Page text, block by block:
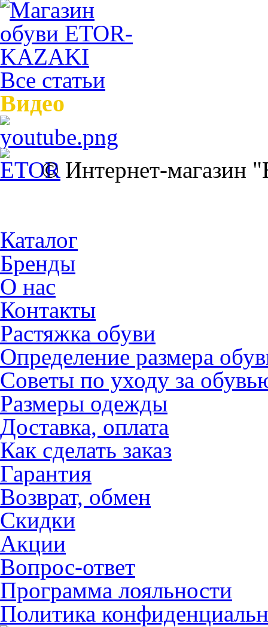
Все статьи
Видео
© Интернет-
Каталог
Бренды
О нас
Контакты
Растяжка обуви
Определение размера
Советы по уходу за
Размеры одежды
Доставка, оплата
Как сделать заказ
Гарантия
Возврат, обмен
Скидки
Акции
Вопрос-ответ
Программа лояльности
Политика